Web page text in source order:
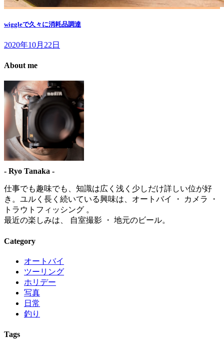
wiggleで久々に消耗品調達
2020年10月22日
About me
- Ryo Tanaka -
仕事でも趣味でも、知識は広く浅く少しだけ詳しい位が好
き。ユルく長く続いている興味は、オートバイ ・ カメラ ・
トラウトフィッシング 。
最近の楽しみは、 自室撮影 ・ 地元のビール。
Category
オートバイ
ツーリング
ホリデー
写真
日常
釣り
Tags